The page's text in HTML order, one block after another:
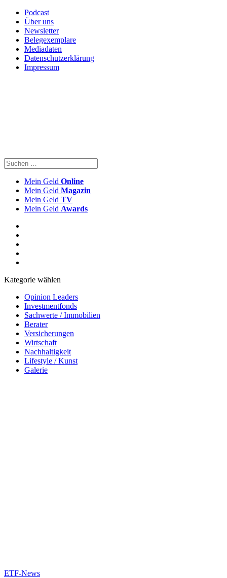
Podcast
Über uns
Newsletter
Belegexemplare
Mediadaten
Datenschutzerklärung
Impressum
Mein Geld Online
Mein Geld Magazin
Mein Geld TV
Mein Geld Awards
Kategorie wählen
Opinion Leaders
Investmentfonds
Sachwerte / Immobilien
Berater
Versicherungen
Wirtschaft
Nachhaltigkeit
Lifestyle / Kunst
Galerie
ETF-News